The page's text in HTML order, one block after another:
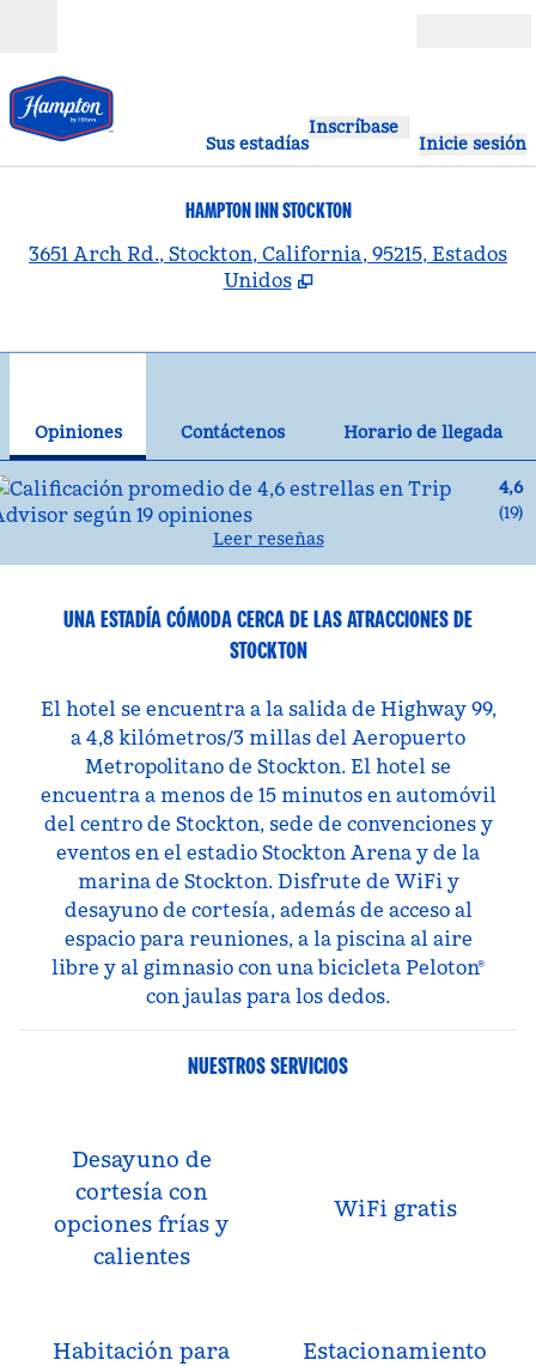
Sus estadías
Inscríbase
Inicie sesión
HAMPTON INN STOCKTON
3651 Arch Rd., Stockton, California, 95215, Estados
Unidos
Opiniones Contáctenos
Horario de llegada
4,6
(19)
Leer reseñas
UNA ESTADÍA CÓMODA CERCA DE LAS ATRACCIONES DE
STOCKTON
El hotel se encuentra a la salida de Highway 99,
a 4,8 kilómetros/3 millas del Aeropuerto
Metropolitano de Stockton. El hotel se
encuentra a menos de 15 minutos en automóvil
del centro de Stockton, sede de convenciones y
eventos en el estadio Stockton Arena y de la
marina de Stockton. Disfrute de WiFi y
desayuno de cortesía, además de acceso al
espacio para reuniones, a la piscina al aire
libre y al gimnasio con una bicicleta Peloton®
con jaulas para los dedos.
NUESTROS SERVICIOS
Desayuno de
cortesía con
opciones frías y
calientes
WiFi gratis
Habitación para
Estacionamiento